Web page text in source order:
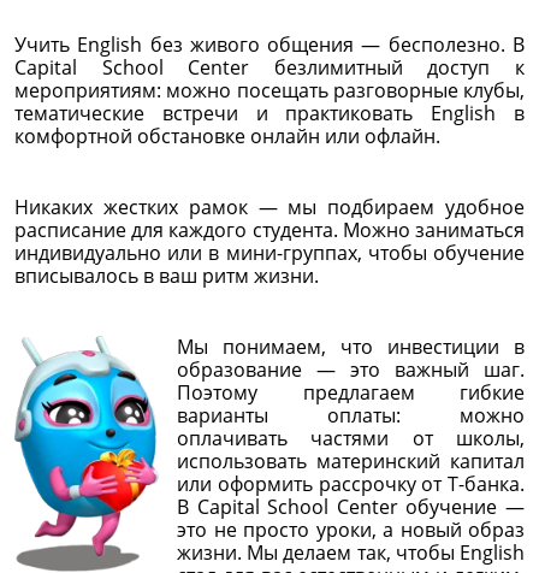
Учить English без живого общения — бесполезно. В
Capital School Center безлимитный доступ к
мероприятиям: можно посещать разговорные клубы,
тематические встречи и практиковать English в
комфортной обстановке онлайн или офлайн.
Никаких жестких рамок — мы подбираем удобное
расписание для каждого студента. Можно заниматься
индивидуально или в мини-группах, чтобы обучение
вписывалось в ваш ритм жизни.
Мы понимаем, что инвестиции в
образование — это важный шаг.
Поэтому предлагаем гибкие
варианты оплаты: можно
оплачивать частями от школы,
использовать материнский капитал
или оформить рассрочку от Т-банка.
В Capital School Center обучение —
это не просто уроки, а новый образ
жизни. Мы делаем так, чтобы English